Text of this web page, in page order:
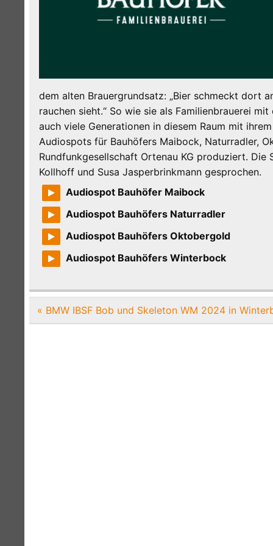
dem alten Brauergrundsatz: „Bier schmeckt dort
rauchen sieht.“ So wie sie als Familienbrauerei
auch viele Generationen in diesem Raum mit
Audiospots für Bauhöfers Maibock, Naturradler,
Rundfunkgesellschaft Ortenau KG produziert.
Kollhoff und Susa Jasperbrinkmann gesprochen.
Audiospot Bauhöfer Maibock
Audiospot Bauhöfers Naturradler
Audiospot Bauhöfers Oktobergold
Audiospot Bauhöfers Winterbock
Beitragsnavigation
« BMW IBSF Bob und Skeleton WM 2024 in